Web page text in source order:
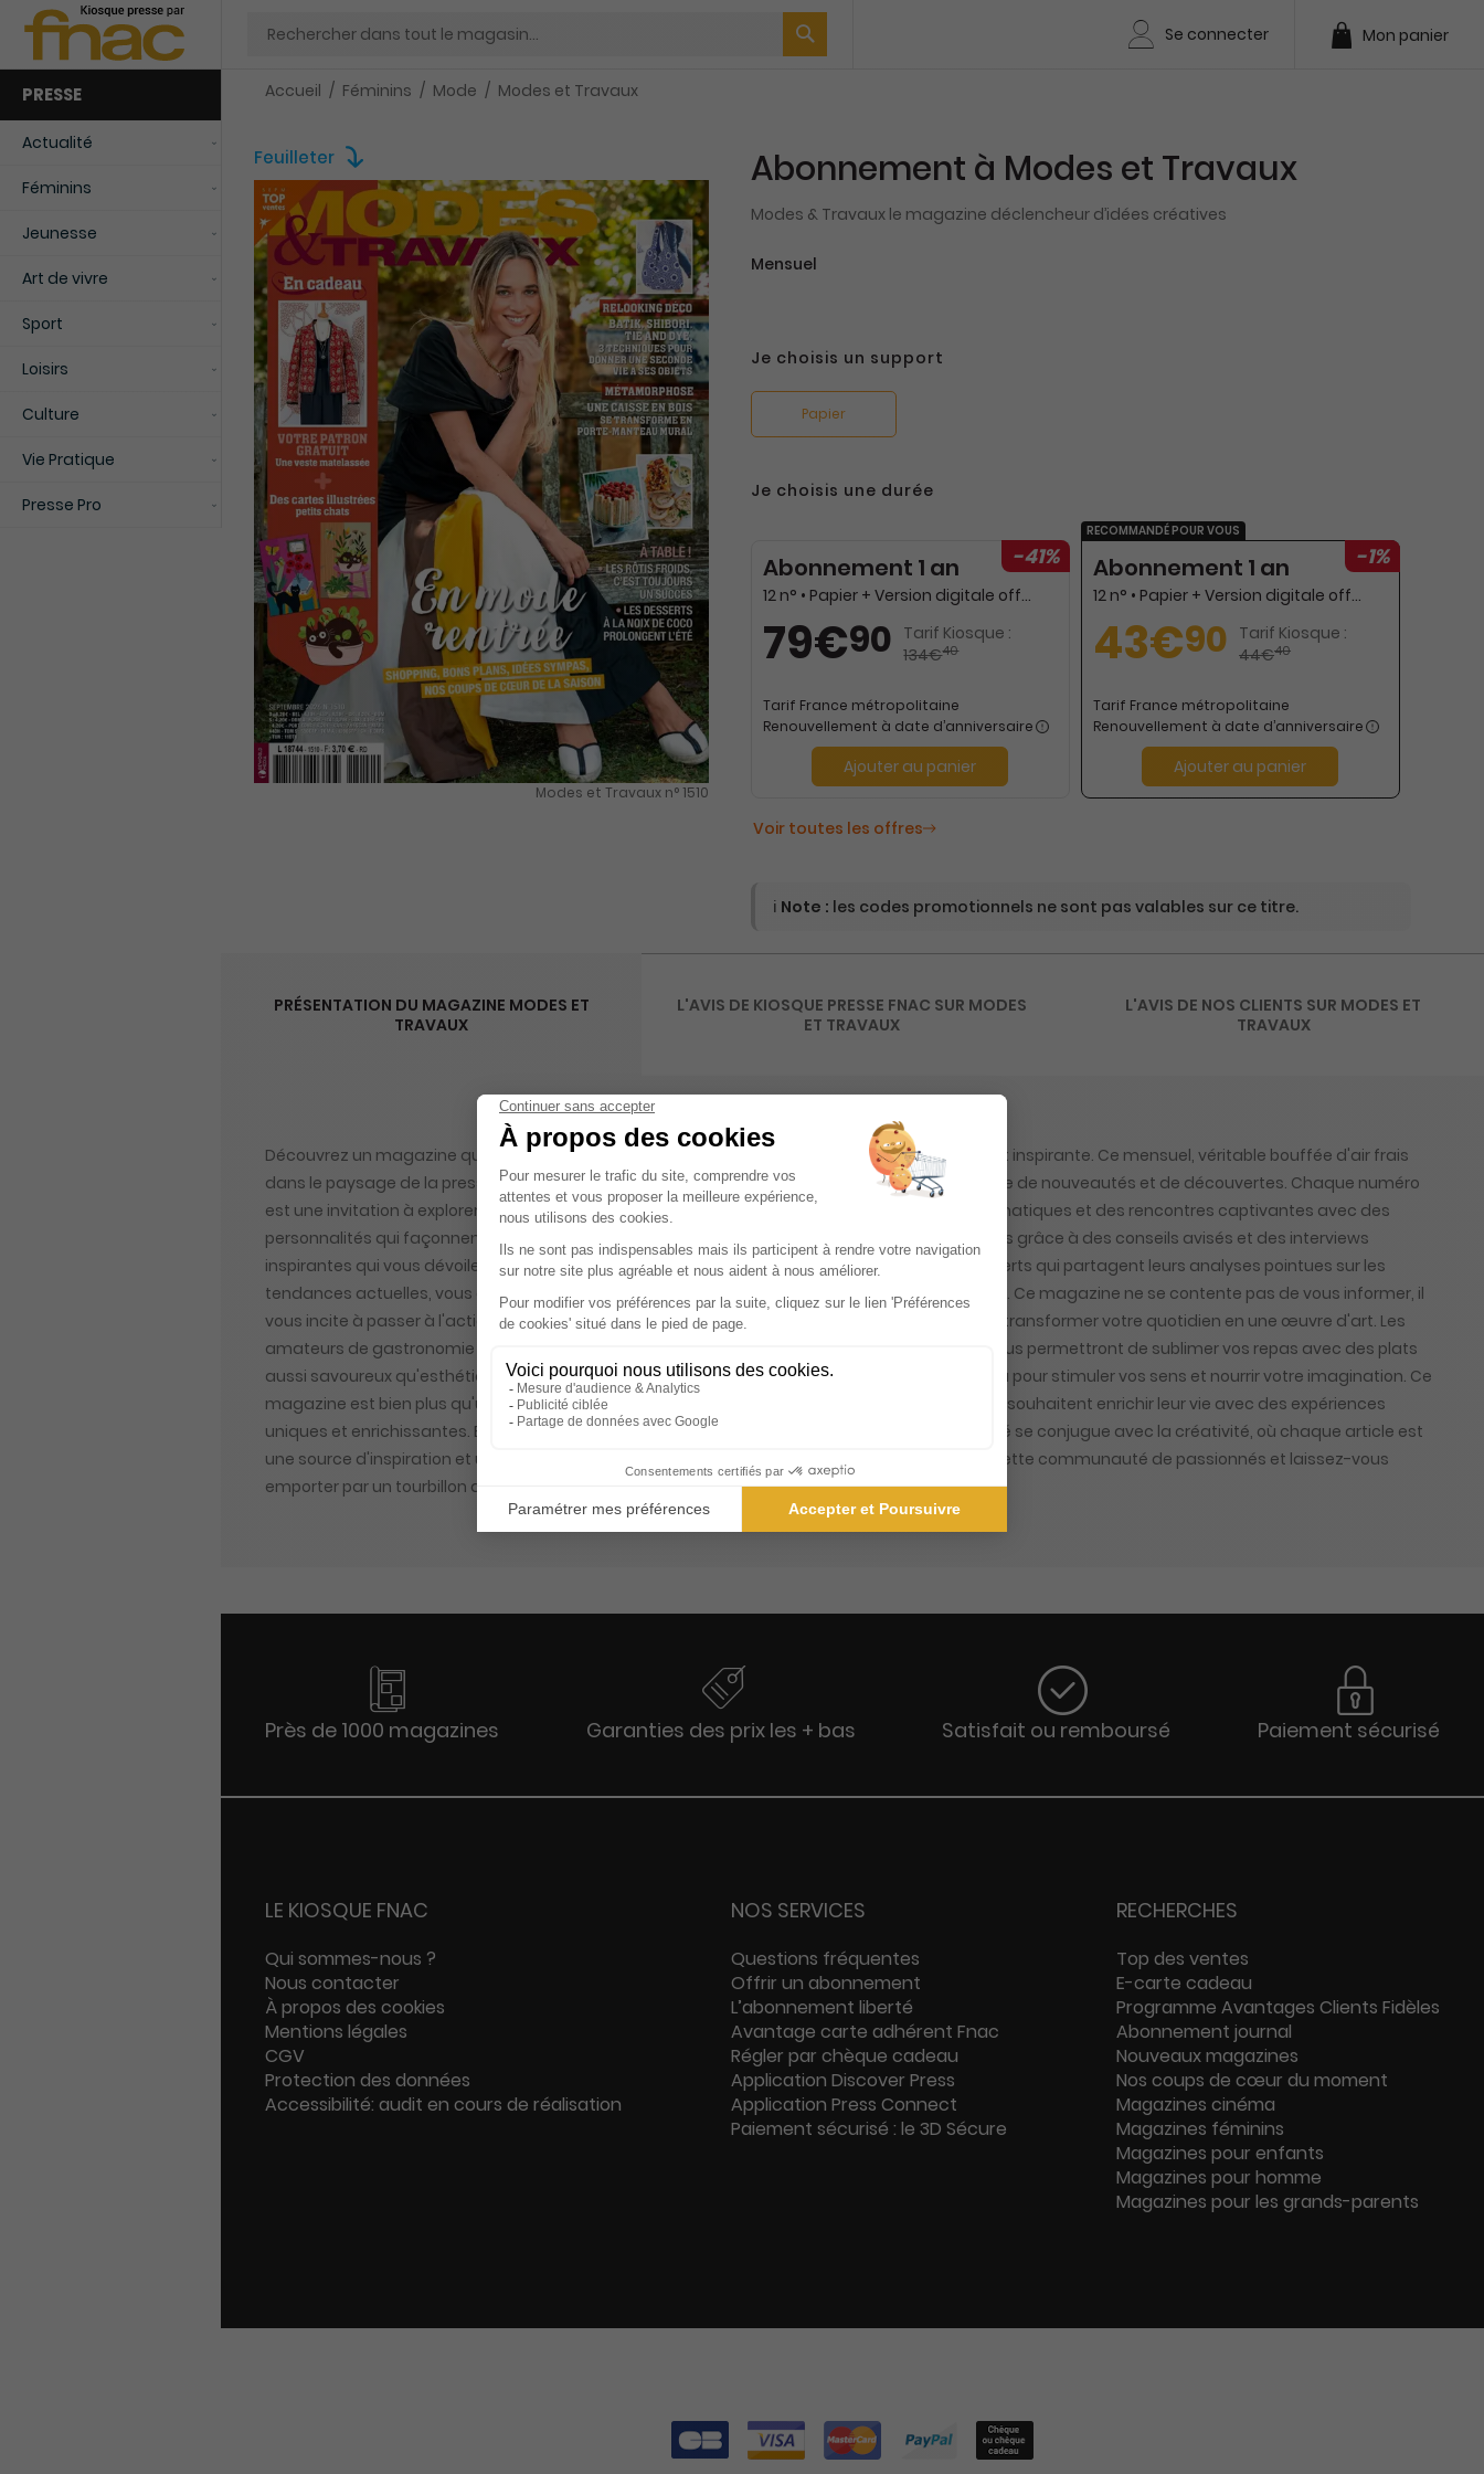
Chercher
Se connecter Mon panier
PRESSE
Actualité
Féminins
Jeunesse
Art de vivre
Sport
Loisirs
Culture
Vie Pratique
Presse Pro
Accueil Féminins Mode Modes et Travaux
Feuilleter
Modes et Travaux n° 1510
Abonnement à Modes et Travaux
Modes & Travaux le magazine déclencheur d’idées créatives
Mensuel
Je choisis un support
Papier
Je choisis une durée
RECOMMANDÉ POUR VOUS
-1%
Abonnement 1 an
12 n° • Papier + Version digitale offerte
43€90 Tarif Kiosque :
44€40
Tarif France métropolitaine
Renouvellement à date d’anniversaire
Ajouter au panier
-41%
Abonnement 1 an
12 n° • Papier + Version digitale offerte + 1 patron couture femme + 1 patron couture enfant + 1 patron broderie
79€90 Tarif Kiosque :
134€40
Tarif France métropolitaine
Renouvellement à date d’anniversaire
Ajouter au panier
Voir toutes les offres
ℹ️ Note : les codes promotionnels ne sont pas valables sur ce titre.
PRÉSENTATION DU MAGAZINE MODES ET
TRAVAUX
Découvrez un magazine qui réinvente l'art de vivre moderne avec une approche audacieuse et inspirante. Ce mensuel, véritable bouffée d'air frais
dans le paysage de la presse écrite française, s'adresse aux esprits curieux et créatifs en quête de nouveautés et de découvertes. Chaque numéro
est une invitation à explorer des horizons variés, à travers des visites exclusives de lieux emblématiques et des rencontres captivantes avec des
personnalités qui façonnent notre époque. Plongez dans l'univers des créateurs contemporains grâce à des conseils avisés et des interviews
inspirantes qui vous dévoilent les secrets de leur succès. Laissez-vous guider par les avis d'experts qui partagent leurs analyses pointues sur les
tendances actuelles, vous offrant ainsi une perspective éclairée sur le monde qui nous entoure. Ce magazine ne se contente pas de vous informer, il
vous incite à passer à l'action, à travers des idées de projets créatifs à réaliser chez vous, pour transformer votre quotidien en une œuvre d'art. Les
amateurs de gastronomie seront comblés par des recettes exclusives de grands chefs, qui vous permettront de sublimer vos repas avec des plats
aussi savoureux qu'esthétiques. Chaque page est un festival de couleurs et de rythmes, conçu pour stimuler vos sens et nourrir votre imagination. Ce
magazine est bien plus qu'une simple lecture, c'est un compagnon de route pour tous ceux qui souhaitent enrichir leur vie avec des expériences
uniques et enrichissantes. En feuilletant ses pages, vous découvrirez un monde où la modernité se conjugue avec la créativité, où chaque article est
une source d'inspiration et un guide précieux pour vos propres aventures créatives. Rejoignez cette communauté de passionnés et laissez-vous
emporter par un tourbillon d'idées novatrices et de découvertes fascinantes.
L'AVIS DE KIOSQUE PRESSE FNAC SUR MODES
ET TRAVAUX
L'AVIS DE NOS CLIENTS SUR MODES ET
TRAVAUX
Près de 1000 magazines Garanties des prix les + bas Satisfait ou remboursé Paiement sécurisé
LE KIOSQUE FNAC
Qui sommes-nous ?
Nous contacter
À propos des cookies
Mentions légales
CGV
Protection des données
Accessibilité: audit en cours de réalisation
NOS SERVICES
Questions fréquentes
Offrir un abonnement
L’abonnement liberté
Avantage carte adhérent Fnac
Régler par chèque cadeau
Application Discover Press
Application Press Connect
Paiement sécurisé : le 3D Sécure
RECHERCHES
Top des ventes
E-carte cadeau
Programme Avantages Clients Fidèles
Abonnement journal
Nouveaux magazines
Nos coups de cœur du moment
Magazines cinéma
Magazines féminins
Magazines pour enfants
Magazines pour homme
Magazines pour les grands-parents